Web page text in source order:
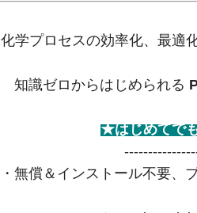
化学プロセスの効率化、最適
知識ゼロからはじめられる
★はじめてで
・無償＆インストール不要、